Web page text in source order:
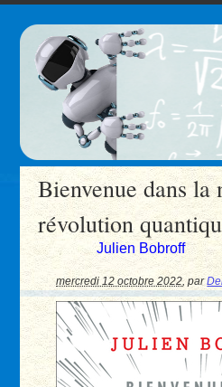
Bienvenue dans la
révolution
Julien Bobroff
mercredi 12 octobre 2022,par